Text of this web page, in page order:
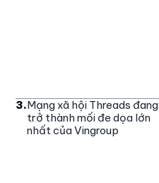
3.Mạng xã hội Threads đang
trở thành mối đe dọa lớn
nhất của Vingroup